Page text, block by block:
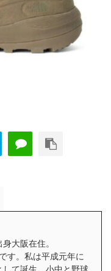
大阪在住。
す。私は平成元年に
して誕生。小中と野球